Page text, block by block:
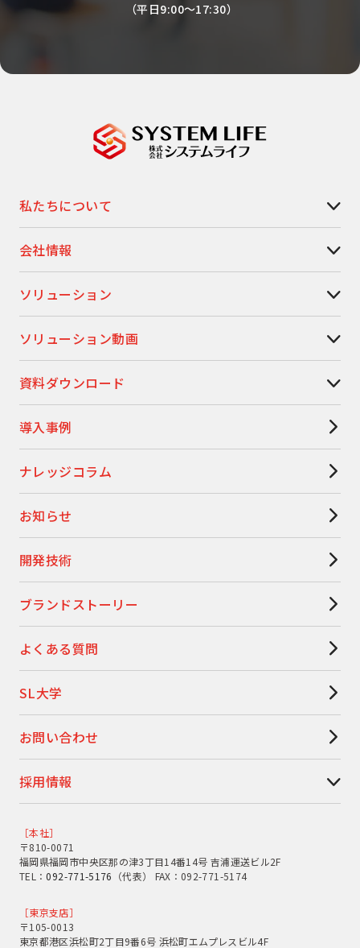
（平日9:00〜17:30）
私たちについて
会社情報
ソリューション
ソリューション動画
資料ダウンロード
導入事例
ナレッジコラム
お知らせ
開発技術
ブランドストーリー
よくある質問
SL大学
お問い合わせ
採用情報
［本社］
〒810-0071
福岡県福岡市中央区那の津3丁目14番14号 吉浦運送ビル2F
TEL：092-771-5176 （代表） FAX：092-771-5174
［東京支店］
〒105-0013
東京都港区浜松町2丁目9番6号 浜松町エムプレスビル4F